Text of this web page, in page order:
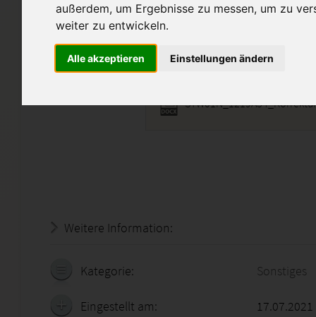
außerdem, um Ergebnisse zu messen, um zu
weiter zu entwickeln.
Alle akzeptieren Einstellungen ändern
Note 3; 70 von 100 Punkten mit
Weitere Information:
Kategorie: Sonstiges
Eingestellt am: